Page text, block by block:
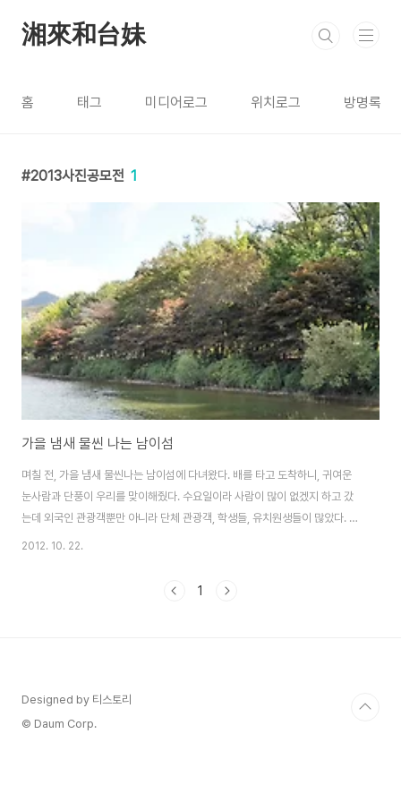
湘來和台妹
홈 태그 미디어로그 위치로그 방명록
2013사진공모전 1
가을 냄새 물씬 나는 남이섬
며칠 전, 가을 냄새 물씬나는 남이섬에 다녀왔다. 배를 타고 도착하니, 귀여운
눈사람과 단풍이 우리를 맞이해줬다. 수요일이라 사람이 많이 없겠지 하고 갔
는데 외국인 관광객뿐만 아니라 단체 관광객, 학생들, 유치원생들이 많았다. 사
람들의 무리를 따라 올라가다보니 오른편에 단풍들이 눈에 들어왔다. 100인의
풍 나무가 있는 비밀의 화원. 나무마다 이름표가 걸려있다. 이 나무들을 가꾸시
2012. 10. 22.
1
Designed by 티스토리
© Daum Corp.